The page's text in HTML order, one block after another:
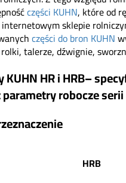
części KUHN, które od
sklepie
części do bron KUHN
talerze, dźwignie,
HR i HRB–
robocze serii
HRB